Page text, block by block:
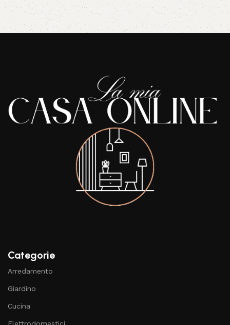
Read More
Categorie
Arredamento
Giardino
Cucina